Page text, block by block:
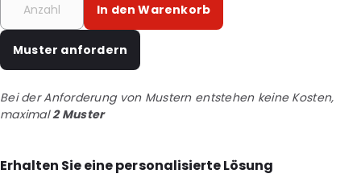
In den Warenkorb
Muster anfordern
Bei der Anforderung von Mustern entstehen keine Kosten,
maximal2 Muster
Erhalten Sie eine personalisierte Lösung